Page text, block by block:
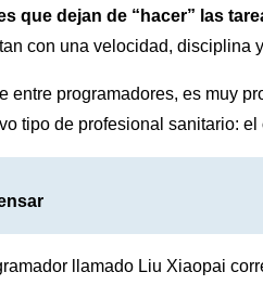
que dejan de “hacer” las
con una velocidad, disciplina
entre programadores, es muy
tipo de profesional sanitario: el
llamado Liu Xiaopai